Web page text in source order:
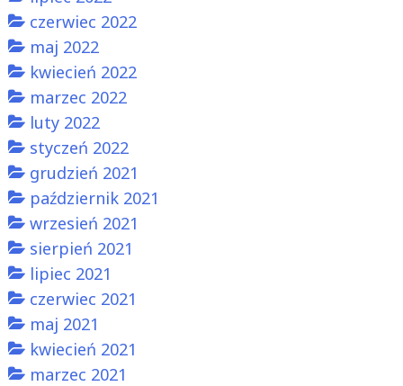
czerwiec 2022
maj 2022
kwiecień 2022
marzec 2022
luty 2022
styczeń 2022
grudzień 2021
październik 2021
wrzesień 2021
sierpień 2021
lipiec 2021
czerwiec 2021
maj 2021
kwiecień 2021
marzec 2021